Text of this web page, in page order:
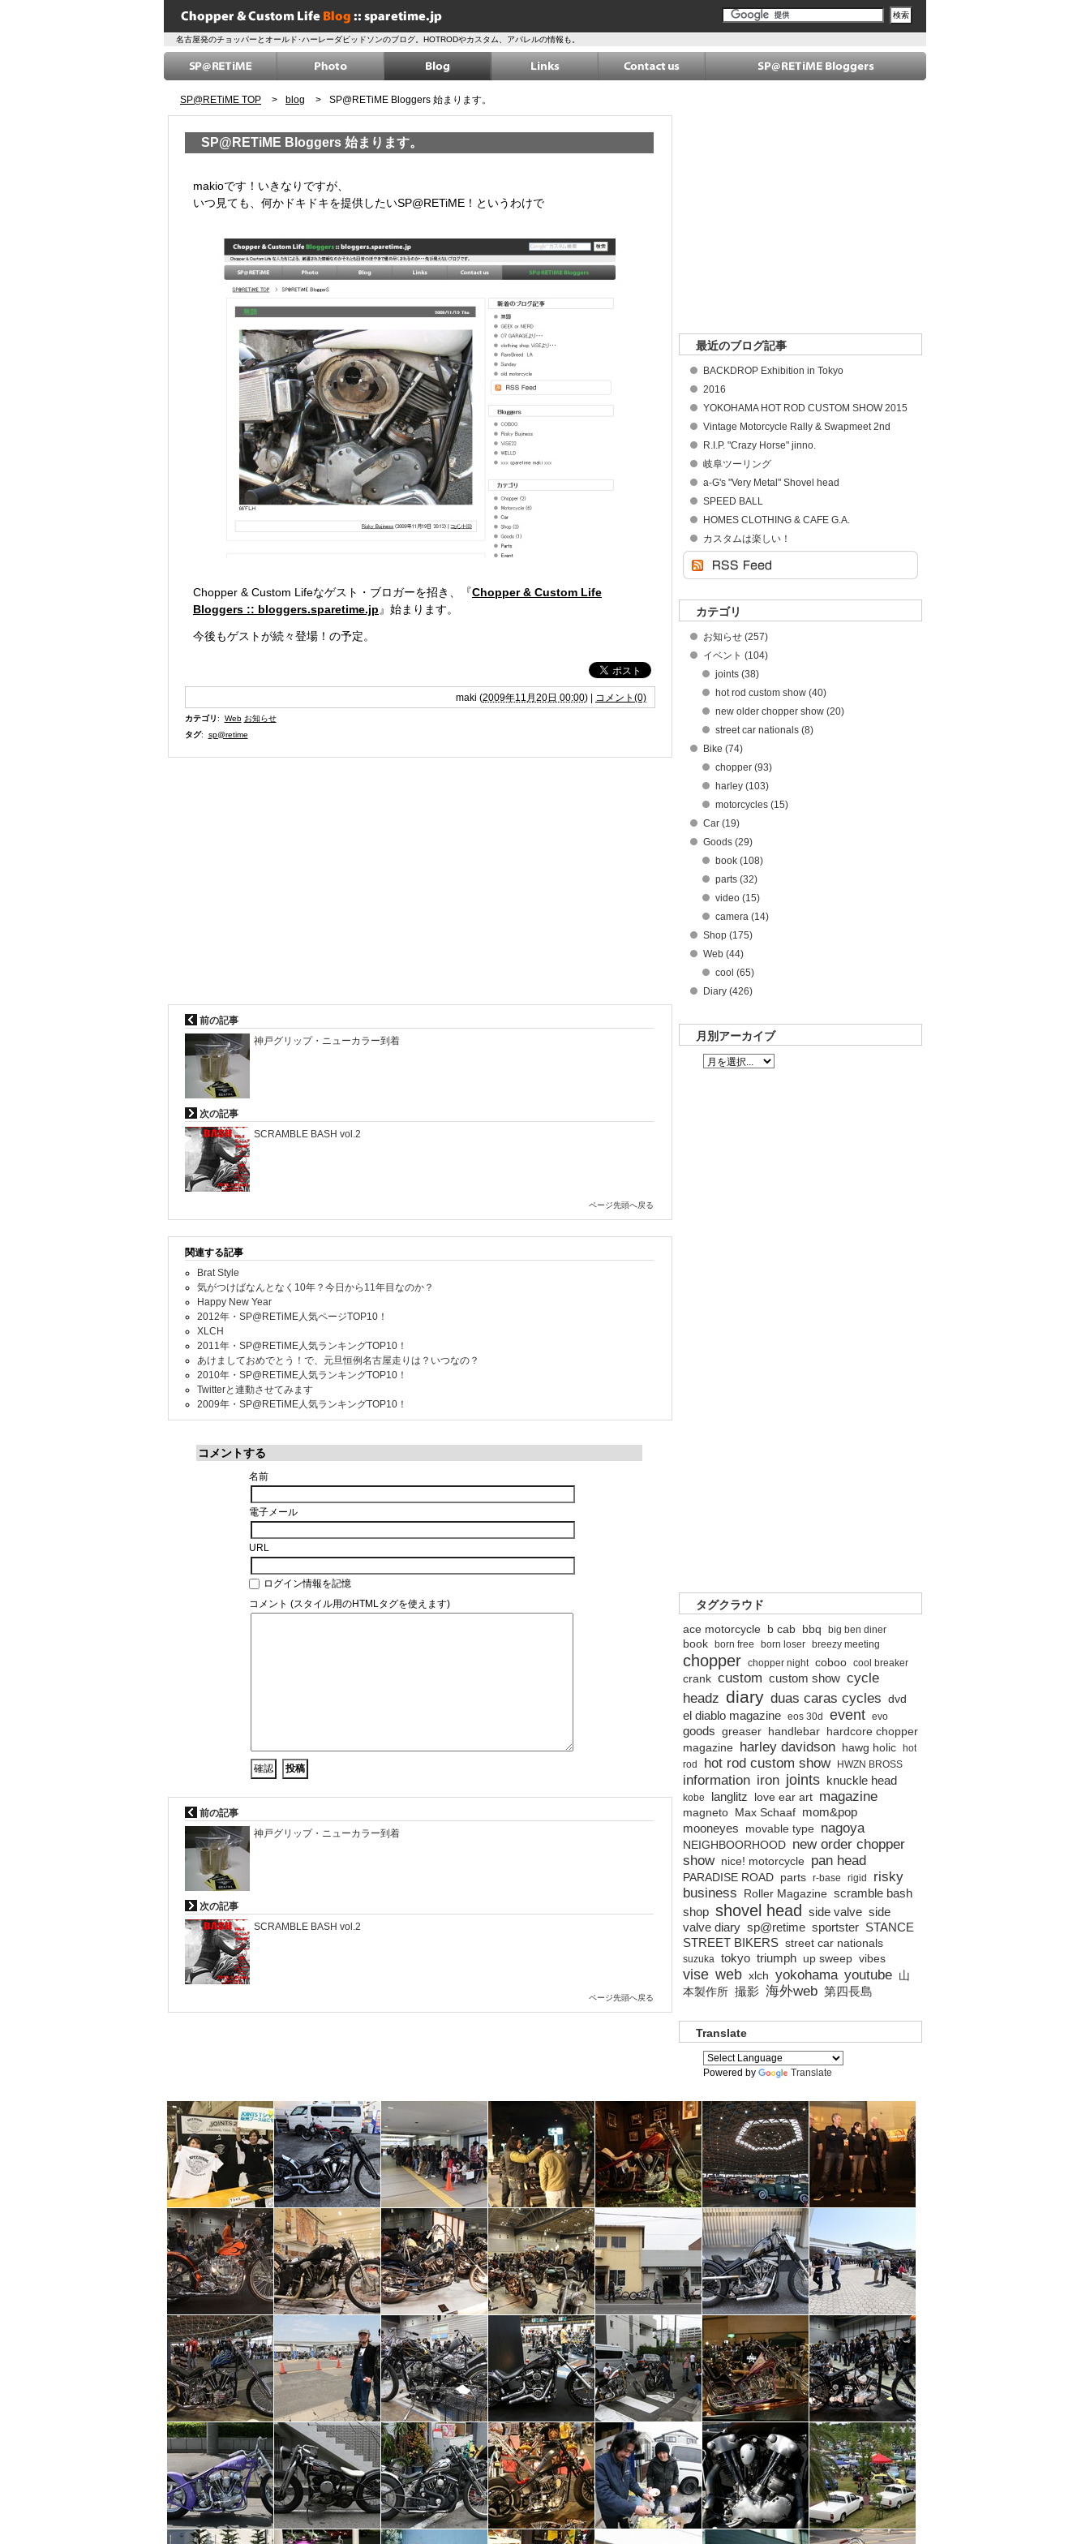
名古屋発のチョッパーとオールド･ハーレーダビッドソンのブログ。HOTRODやカスタム、アパレルの情報も。
SP@RETiME TOP > blog > SP@RETiME Bloggers 始まります。
SP@RETiME Bloggers 始まります。
makioです！いきなりですが、
いつ見ても、何かドキドキを提供したいSP@RETiME！というわけで
Chopper & Custom Lifeなゲスト・ブロガーを招き、『Chopper & Custom Life
Bloggers :: bloggers.sparetime.jp 』始まります。
今後もゲストが続々登場！の予定。
maki (2009年11月20日 00:00) | コメント(0)
カテゴリ: Web お知らせ
タグ: sp@retime
前の記事
神戸グリップ・ニューカラー到着
次の記事
SCRAMBLE BASH vol.2
ページ先頭へ戻る
関連する記事
Brat Style
気がつけばなんとなく10年？今日から11年目なのか？
Happy New Year
2012年・SP@RETiME人気ページTOP10！
XLCH
2011年・SP@RETiME人気ランキングTOP10！
あけましておめでとう！で、元旦恒例名古屋走りは？いつなの？
2010年・SP@RETiME人気ランキングTOP10！
Twitterと連動させてみます
2009年・SP@RETiME人気ランキングTOP10！
コメントする
名前
電子メール
URL
ログイン情報を記憶
コメント (スタイル用のHTMLタグを使えます)
前の記事
神戸グリップ・ニューカラー到着
次の記事
SCRAMBLE BASH vol.2
ページ先頭へ戻る
最近のブログ記事
BACKDROP Exhibition in Tokyo
2016
YOKOHAMA HOT ROD CUSTOM SHOW 2015
Vintage Motorcycle Rally & Swapmeet 2nd
R.I.P. "Crazy Horse" jinno.
岐阜ツーリング
a-G's "Very Metal" Shovel head
SPEED BALL
HOMES CLOTHING & CAFE G.A.
カスタムは楽しい！
カテゴリ
お知らせ (257)
イベント (104)
joints (38)
hot rod custom show (40)
new older chopper show (20)
street car nationals (8)
Bike (74)
chopper (93)
harley (103)
motorcycles (15)
Car (19)
Goods (29)
book (108)
parts (32)
video (15)
camera (14)
Shop (175)
Web (44)
cool (65)
Diary (426)
月別アーカイブ
タグクラウド
ace motorcycle b cab bbq big ben diner
book born free born loser breezy meeting
chopper chopper night coboo cool breaker
crank custom custom show cycle
headz diary duas caras cycles dvd
el diablo magazine eos 30d event evo
goods greaser handlebar
hardcore chopper
magazine harley davidson hawg holic
hot
rod
hot rod custom show HWZN BROSS
information iron joints knuckle head
kobe langlitz love ear art magazine
magneto Max Schaaf mom&pop
mooneyes
movable type nagoya
NEIGHBOORHOOD new order chopper
show nice! motorcycle pan head
PARADISE ROAD parts r-base rigid
risky
business
Roller Magazine scramble bash
shop shovel head side valve side
valve diary sp@retime sportster STANCE
STREET BIKERS street car nationals
suzuka tokyo triumph up sweep vibes
vise web xlch yokohama youtube 山
本製作所 撮影 海外web 第四長島
Translate
Powered by Translate